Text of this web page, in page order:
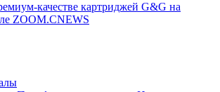
качестве картриджей G&G на
ZOOM.CNEWS